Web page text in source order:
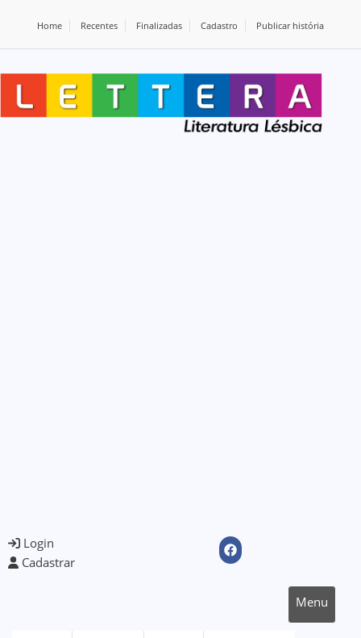
Home Recentes Finalizadas Cadastro Publicar história
Login
Cadastrar
Menu